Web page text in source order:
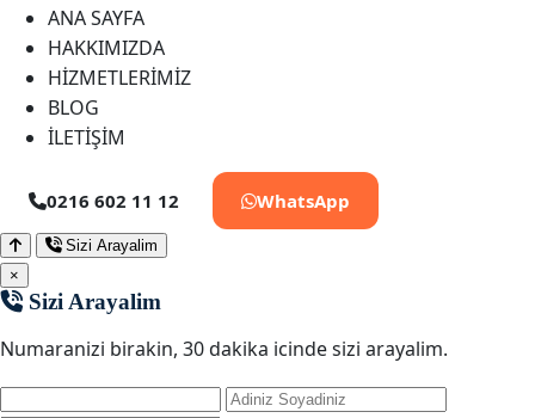
ANA SAYFA
HAKKIMIZDA
HİZMETLERİMİZ
BLOG
İLETİŞİM
0216 602 11 12 WhatsApp
Sizi Arayalim
×
Sizi Arayalim
Numaranizi birakin, 30 dakika icinde sizi arayalim.